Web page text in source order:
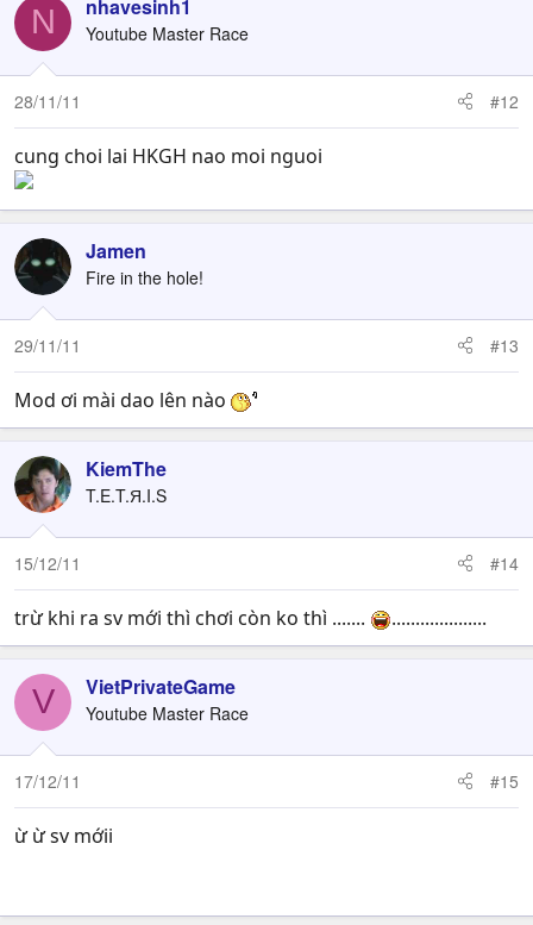
N nhavesinh1
Youtube Master Race
28/11/11 #12
cung choi lai HKGH nao moi nguoi
Jamen
Fire in the hole!
29/11/11 #13
Mod ơi mài dao lên nào
KiemThe
T.E.T.Я.I.S
15/12/11 #14
trừ khi ra sv mới thì chơi còn ko thì ....... ....................
V VietPrivateGame
Youtube Master Race
17/12/11 #15
ừ ừ sv mớii